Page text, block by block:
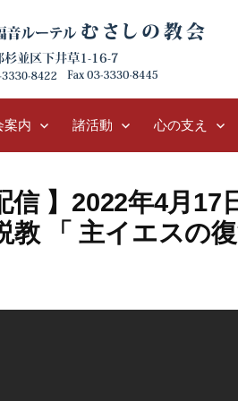
案内 諸活動 心の支え
信 】2022年4月
「 主イエスの